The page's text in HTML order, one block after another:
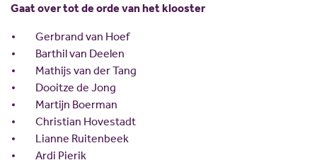
Gaat over tot de orde van het klooster
Gerbrand van Hoef
Barthil van Deelen
Mathijs van der Tang
Dooitze de Jong
Martijn Boerman
Christian Hovestadt
Lianne Ruitenbeek
Ardi Pierik